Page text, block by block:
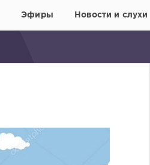
Эфиры Новости и слухи